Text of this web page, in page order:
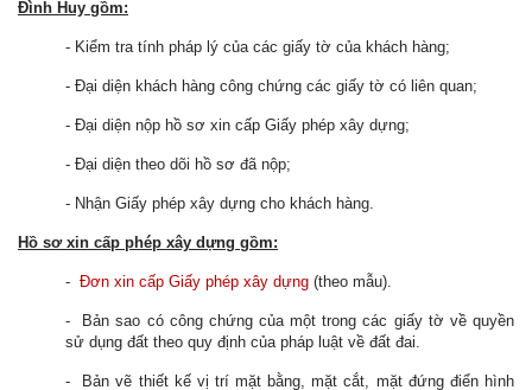
Đình Huy gồm:
- Kiểm tra tính pháp lý của các giấy tờ của khách hàng;
- Đại diện khách hàng công chứng các giấy tờ có liên quan;
- Đại diện nộp hồ sơ xin cấp Giấy phép xây dựng;
- Đại diện theo dõi hồ sơ đã nộp;
- Nhận Giấy phép xây dựng cho khách hàng.
Hồ sơ xin cấp phép xây dựng gồm:
- Đơn xin cấp Giấy phép xây dựng (theo mẫu).
- Bản sao có công chứng của một trong các giấy tờ về quyền
sử dụng đất theo quy định của pháp luật về đất đai.
- Bản vẽ thiết kế vị trí mặt bằng, mặt cắt, mặt đứng điển hình